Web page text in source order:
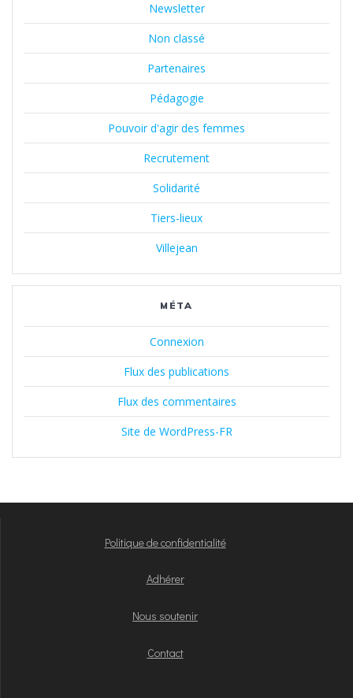
Newsletter
Non classé
Partenaires
Pédagogie
Pouvoir d'agir des femmes
Recrutement
Solidarité
Tiers-lieux
Villejean
MÉTA
Connexion
Flux des publications
Flux des commentaires
Site de WordPress-FR
Politique de confidentialité
Adhérer
Nous soutenir
Contact